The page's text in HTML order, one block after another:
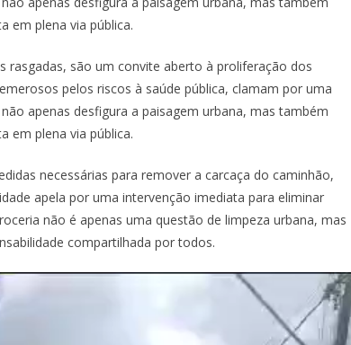
em plena via pública.
rasgadas, são um convite aberto à proliferação dos
pelos riscos à saúde pública, clamam por uma
apenas desfigura a paisagem urbana, mas também
em plena via pública.
necessárias para remover a carcaça do caminhão,
apela por uma intervenção imediata para eliminar
não é apenas uma questão de limpeza urbana, mas
compartilhada por todos.